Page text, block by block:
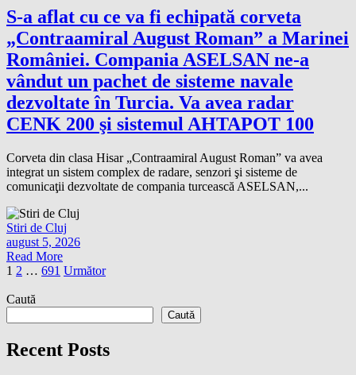
S-a aflat cu ce va fi echipată corveta
„Contraamiral August Roman” a Marinei
României. Compania ASELSAN ne-a
vândut un pachet de sisteme navale
dezvoltate în Turcia. Va avea radar
CENK 200 şi sistemul AHTAPOT 100
Corveta din clasa Hisar „Contraamiral August Roman” va avea
integrat un sistem complex de radare, senzori şi sisteme de
comunicaţii dezvoltate de compania turcească ASELSAN,...
Stiri de Cluj
august 5, 2026
Read More
Paginație
articole
1 2 … 691 Următor
Caută
Caută
Recent Posts